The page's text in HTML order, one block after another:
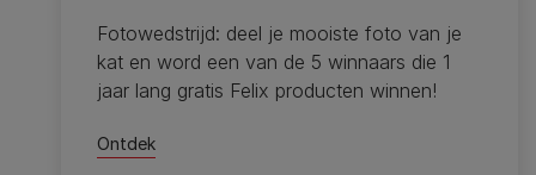
Fotowedstrijd: deel je mooiste foto van je
kat en word een van de 5 winnaars die 1
jaar lang gratis Felix producten winnen!
Ontdek